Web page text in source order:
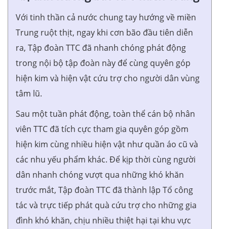
Với tinh thần cả nước chung tay hướng về miền
Trung ruột thịt, ngay khi cơn bão đầu tiên diễn
ra, Tập đoàn TTC đã nhanh chóng phát động
trong nội bộ tập đoàn này để cùng quyên góp
hiện kim và hiện vật cứu trợ cho người dân vùng
tâm lũ.
Sau một tuần phát động, toàn thể cán bộ nhân
viên TTC đã tích cực tham gia quyên góp gồm
hiện kim cùng nhiều hiện vật như quần áo cũ và
các nhu yếu phẩm khác. Để kịp thời cùng người
dân nhanh chóng vượt qua những khó khăn
trước mắt, Tập đoàn TTC đã thành lập Tổ công
tác và trực tiếp phát quà cứu trợ cho những gia
đình khó khăn, chịu nhiều thiệt hại tại khu vực